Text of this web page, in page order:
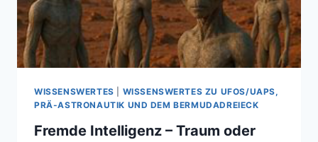
WISSENSWERTES
WISSENSWERTES ZU UFOS/UAPS,
PRÄ-ASTRONAUTIK UND DEM BERMUDADREIECK
Fremde Intelligenz – Traum oder